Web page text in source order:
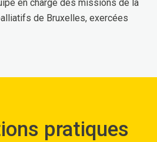
en charge des missions de la
de Bruxelles, exercées
pratiques